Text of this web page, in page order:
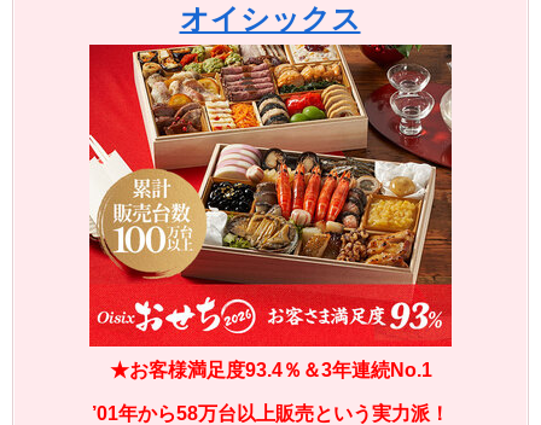
オイシックス
★お客様満足度93.4％＆3年連続No.1
’01年から58万台以上販売という実力派！